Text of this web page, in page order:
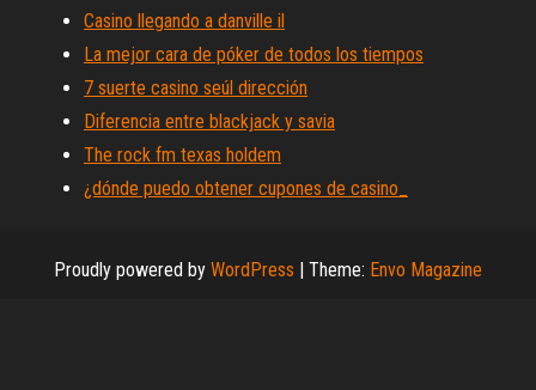
Casino llegando a danville il
La mejor cara de póker de todos los tiempos
7 suerte casino seúl dirección
Diferencia entre blackjack y savia
The rock fm texas holdem
¿dónde puedo obtener cupones de casino_
Proudly powered by WordPress | Theme: Envo Magazine